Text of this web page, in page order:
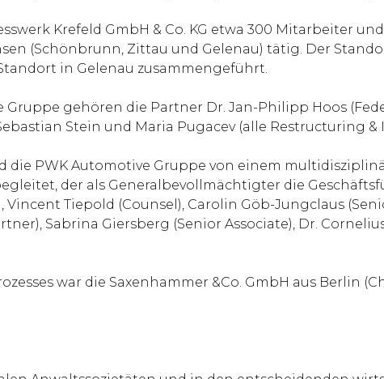
Krefeld GmbH & Co. KG etwa 300 Mitarbeiter
(Schönbrunn, Zittau und Gelenau) tätig. Der
in Gelenau zusammengeführt.
Gruppe gehören die Partner Dr. Jan-Philipp Hoos
Stein und Maria Pugacev (alle Restructuring &
die PWK Automotive Gruppe von einem
der als Generalbevollmächtigter die
Tiepold (Counsel), Carolin Göb-Jungclaus
Sabrina Giersberg (Senior Associate), Dr.
war die Saxenhammer &Co. GmbH aus Berlin